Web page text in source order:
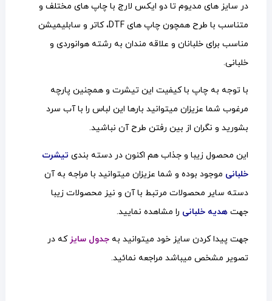
در سایز های مدیوم تا دو ایکس لارج با چاپ های مختلف و
متناسب با طرح همچون چاپ های DTF، کاتر و سابلیمیشن
مناسب برای خلبانان و علاقه مندان به رشته هوانوردی و
خلبانی.
با توجه به چاپ با کیفیت این تیشرت و همچنین پارچه
مرغوب شما عزیزان میتوانید بارها این لباس را با آب سرد
بشورید و نگران از بین رفتن طرح آن نباشید.
این محصول زیبا و جذاب هم اکنون در دسته بندی تیشرت
خلبانی موجود بوده و شما عزیزان میتوانید با مراجه به آن
دسته سایر محصولات مرتبط با آن و نیز محصولات زیبا
جهت هدیه خلبانی را مشاهده نمایید.
جهت پیدا کردن سایز خود میتوانید به جدول سایز که در
تصویر مشخص میباشد مراجعه نمائید.